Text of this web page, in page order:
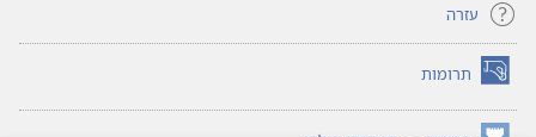
עזרה
תרומות (פותח
חלון
חדש)